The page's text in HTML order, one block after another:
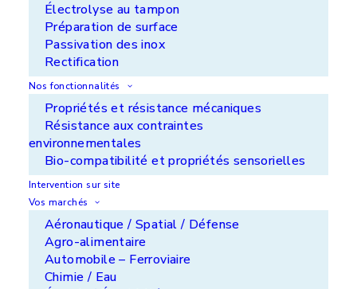
Électrolyse au tampon
Préparation de surface
Passivation des inox
Rectification
Nos fonctionnalités
Propriétés et résistance mécaniques
Résistance aux contraintes
environnementales
Bio-compatibilité et propriétés sensorielles
Intervention sur site
Vos marchés
Aéronautique / Spatial / Défense
Agro-alimentaire
Automobile – Ferroviaire
Chimie / Eau
Propriétés intellectuelles
Les contenus du site aps-coatings.com (structure,
design, textes, images, animations, logo) sont la
propriété exclusive de la société APS-COATING.
Toute utilisation d’éléments du site aps-
coatings.com y compris la reproduction, la
modification, la diffusion ou la republication, sans
l’autorisation écrite préalable de la société APS-
COATING est strictement interdite. Toute
demande d’autorisation de reproduction totale ou
partielle de ce site doit être adressée à
contact@aps-coatings.com.
Limitation de responsabilité